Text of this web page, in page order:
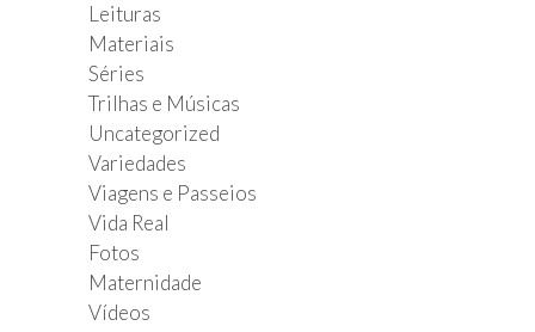
Leituras
Materiais
Séries
Trilhas e Músicas
Uncategorized
Variedades
Viagens e Passeios
Vida Real
Fotos
Maternidade
Vídeos